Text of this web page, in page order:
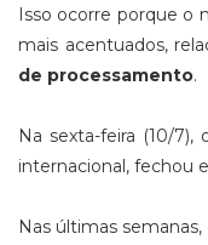
Isso ocorre porque o
mais acentuados,
de processamento.
Na sexta-feira (10/
internacional, fechou
Nas últimas